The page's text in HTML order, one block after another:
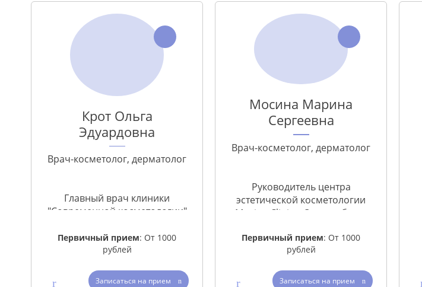
Крот Ольга
Эдуардовна
Врач-косметолог, дерматолог
Главный врач клиники
"Современной косметологии"
Первичный прием: От 1000
рублей
Записаться на прием
Мосина Марина
Сергеевна
Врач-косметолог, дерматолог
Руководитель центра
эстетической косметологии
«Mosina Clinic». Опыт работы с
Первичный прием: От 1000
рублей
Записаться на прием